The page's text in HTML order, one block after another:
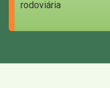
rodoviária